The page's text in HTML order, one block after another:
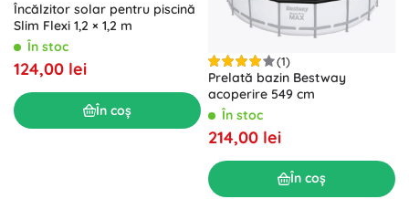
Încălzitor solar pentru piscină
Slim Flexi 1,2 × 1,2 m
În stoc
124,00 lei
În coș
(1)
Prelată bazin Bestway
acoperire 549 cm
În stoc
214,00 lei
În coș